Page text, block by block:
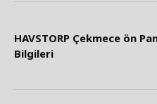
HAVSTORP Çekmece ön
Bilgileri